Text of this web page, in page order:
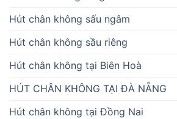
Hút chân không sấu ngâm
Hút chân không sầu riêng
Hút chân không tại Biên Hoà
HÚT CHÂN KHÔNG TẠI ĐÀ NẴNG
Hút chân không tại Đồng Nai